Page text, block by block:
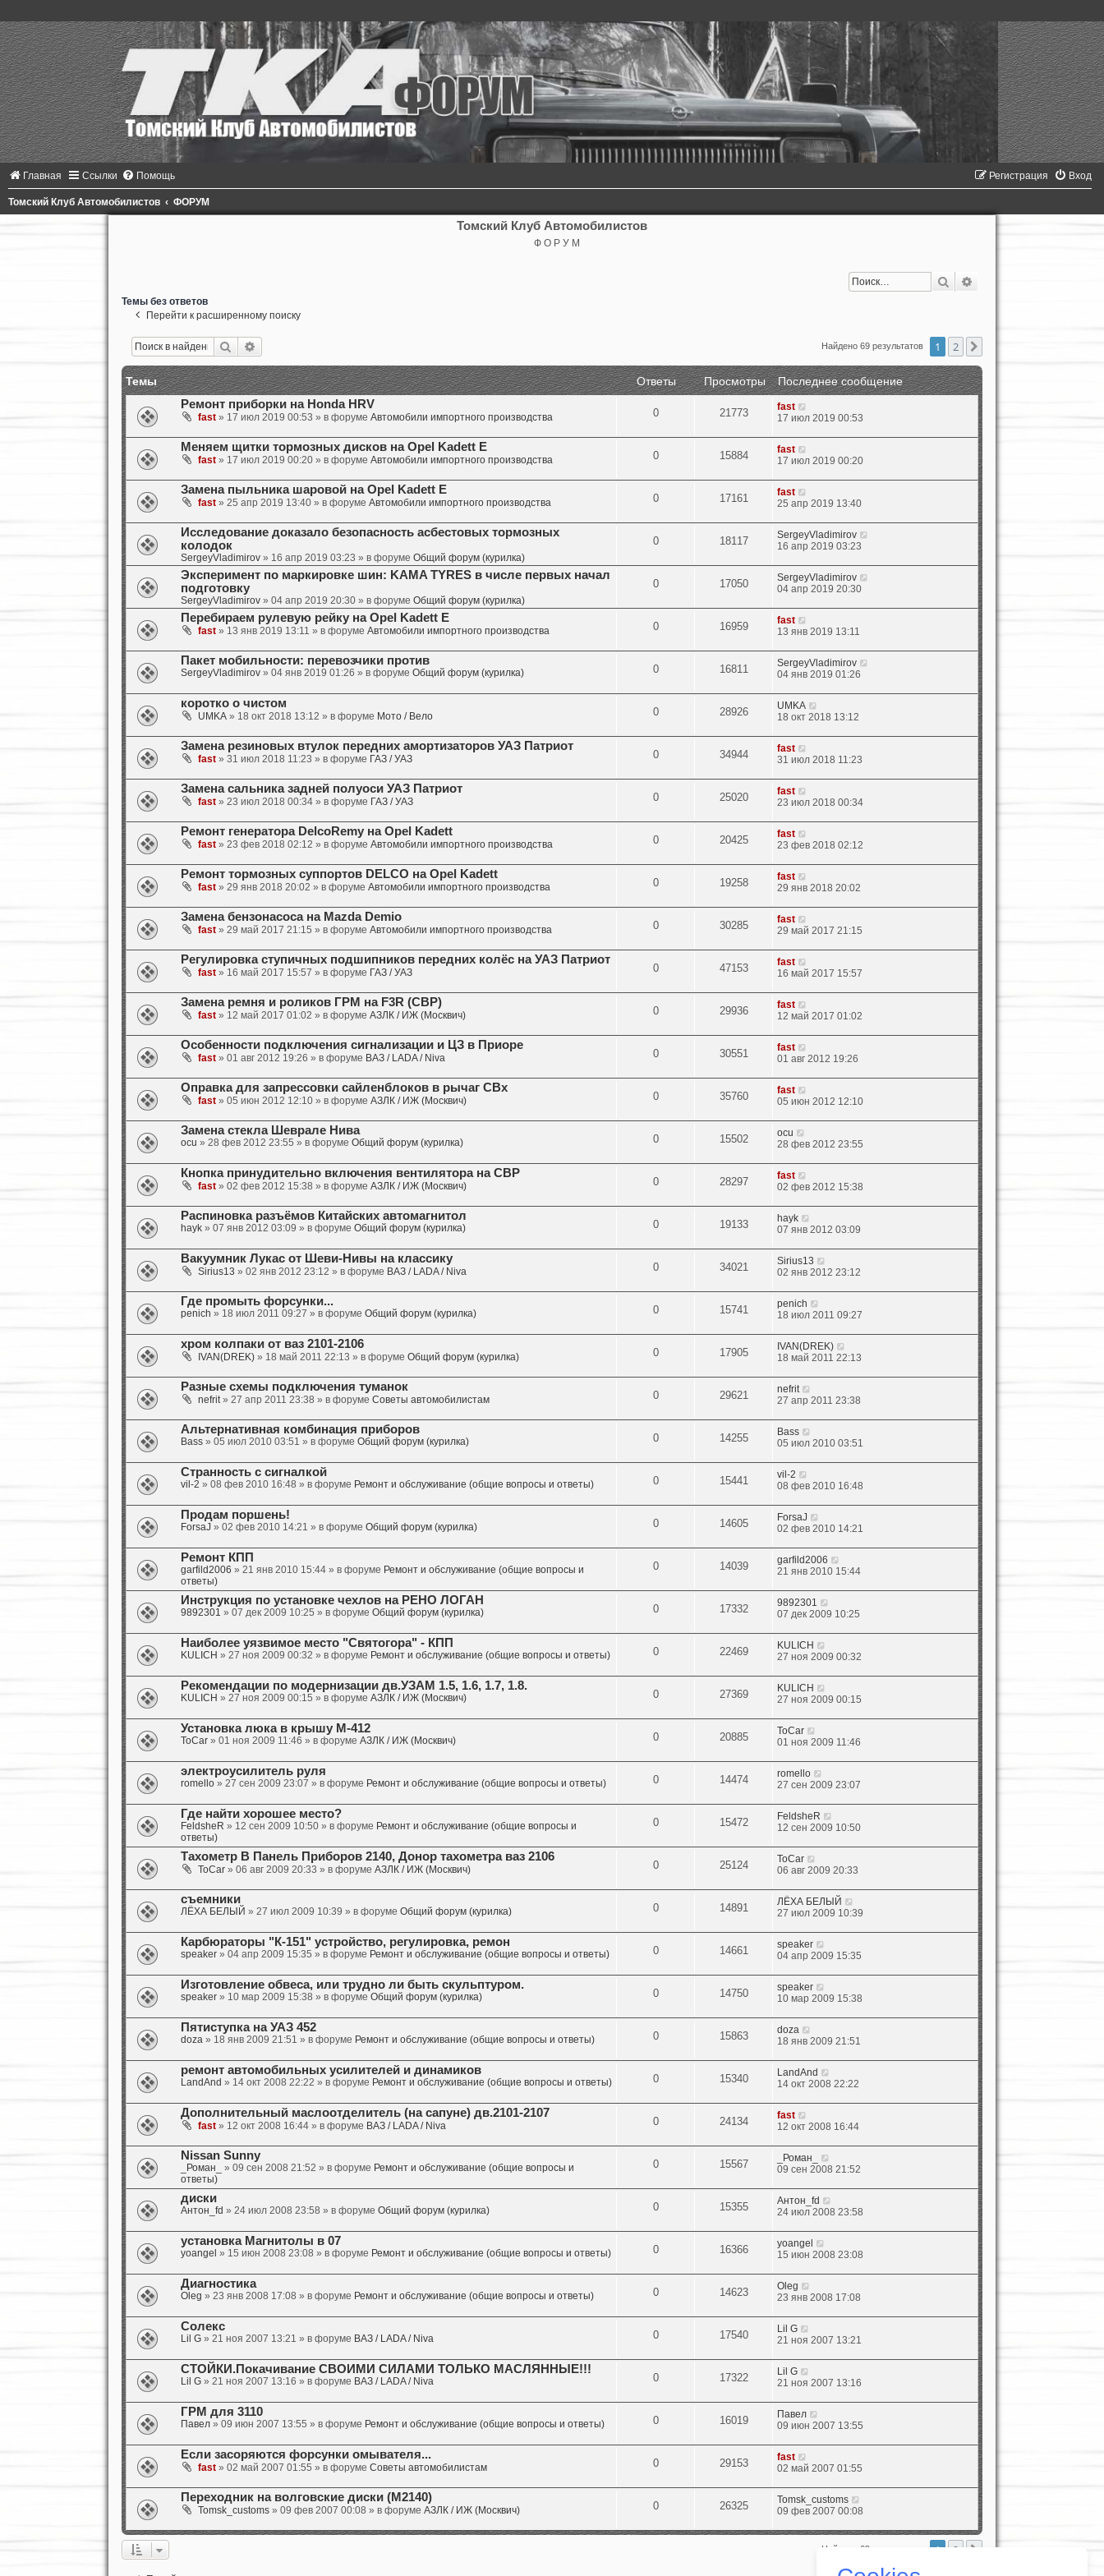
Главная Ссылки Помощь Вход
Регистрация
Томский Клуб Автомобилистов ФОРУМ
Томский Клуб Автомобилистов
Ф О Р У М
Поиск
Темы без ответов
Перейти к расширенному поиску
Поиск Найдено 69 результатов 1 2
Темы Ответы Просмотры
Последнее сообщение
Ремонт приборки на Honda HRV
fast» 17 июл 2019 00:53 » в форуме Автомобили импортного производства 0 21773
fast
17 июл 2019 00:53
Меняем щитки тормозных дисков на Opel Kadett E
fast» 17 июл 2019 00:20 » в форуме Автомобили импортного производства 0 15884
fast
17 июл 2019 00:20
Замена пыльника шаровой на Opel Kadett E
fast» 25 апр 2019 13:40 » в форуме Автомобили импортного производства 0 17161
fast
25 апр 2019 13:40
Исследование доказало безопасность асбестовых тормозных
колодок
SergeyVladimirov» 16 апр 2019 03:23 » в форуме Общий форум (курилка)
0 18117
SergeyVladimirov
16 апр 2019 03:23
Эксперимент по маркировке шин: KAMA TYRES в числе первых начал
подготовку
SergeyVladimirov» 04 апр 2019 20:30 » в форуме Общий форум (курилка)
0 17050
SergeyVladimirov
04 апр 2019 20:30
Перебираем рулевую рейку на Opel Kadett E
fast» 13 янв 2019 13:11 » в форуме Автомобили импортного производства 0 16959
fast
13 янв 2019 13:11
Пакет мобильности: перевозчики против
SergeyVladimirov» 04 янв 2019 01:26 » в форуме Общий форум (курилка) 0 16811
SergeyVladimirov
04 янв 2019 01:26
коротко о чистом
UMKA» 18 окт 2018 13:12 » в форуме Мото / Вело 0 28926
UMKA
18 окт 2018 13:12
Замена резиновых втулок передних амортизаторов УАЗ Патриот
fast» 31 июл 2018 11:23 » в форуме ГАЗ / УАЗ 0 34944
fast
31 июл 2018 11:23
Замена сальника задней полуоси УАЗ Патриот
fast» 23 июл 2018 00:34 » в форуме ГАЗ / УАЗ 0 25020
fast
23 июл 2018 00:34
Ремонт генератора DelcoRemy на Opel Kadett
fast» 23 фев 2018 02:12 » в форуме Автомобили импортного производства 0 20425
fast
23 фев 2018 02:12
Ремонт тормозных суппортов DELCO на Opel Kadett
fast» 29 янв 2018 20:02 » в форуме Автомобили импортного производства 0 19258
fast
29 янв 2018 20:02
Замена бензонасоса на Mazda Demio
fast» 29 май 2017 21:15 » в форуме Автомобили импортного производства 0 30285
fast
29 май 2017 21:15
Регулировка ступичных подшипников передних колёс на УАЗ Патриот
fast» 16 май 2017 15:57 » в форуме ГАЗ / УАЗ 0 47153
fast
16 май 2017 15:57
Замена ремня и роликов ГРМ на F3R (СВР)
fast» 12 май 2017 01:02 » в форуме АЗЛК / ИЖ (Москвич) 0 29936
fast
12 май 2017 01:02
Особенности подключения сигнализации и ЦЗ в Приоре
fast» 01 авг 2012 19:26 » в форуме ВАЗ / LADA / Niva 0 30551
fast
01 авг 2012 19:26
Оправка для запрессовки сайленблоков в рычаг СВх
fast» 05 июн 2012 12:10 » в форуме АЗЛК / ИЖ (Москвич) 0 35760
fast
05 июн 2012 12:10
Замена стекла Шеврале Нива
ocu » 28 фев 2012 23:55 » в форуме Общий форум (курилка) 0 15502
ocu
28 фев 2012 23:55
Кнопка принудительно включения вентилятора на СВР
fast» 02 фев 2012 15:38 » в форуме АЗЛК / ИЖ (Москвич) 0 28297
fast
02 фев 2012 15:38
Распиновка разъёмов Китайских автомагнитол
hayk» 07 янв 2012 03:09 » в форуме Общий форум (курилка) 0 19133
hayk
07 янв 2012 03:09
Вакуумник Лукас от Шеви-Нивы на классику
Sirius13 » 02 янв 2012 23:12 » в форуме ВАЗ / LADA / Niva 0 34021
Sirius13
02 янв 2012 23:12
Где промыть форсунки...
penich » 18 июл 2011 09:27 » в форуме Общий форум (курилка) 0 15741
penich
18 июл 2011 09:27
хром колпаки от ваз 2101-2106
IVAN(DREK)» 18 май 2011 22:13 » в форуме Общий форум (курилка) 0 17905
IVAN(DREK)
18 май 2011 22:13
Разные схемы подключения туманок
nefrit» 27 апр 2011 23:38 » в форуме Советы автомобилистам 0 29621
nefrit
27 апр 2011 23:38
Альтернативная комбинация приборов
Bass» 05 июл 2010 03:51 » в форуме Общий форум (курилка) 0 14255
Bass
05 июл 2010 03:51
Странность с сигналкой
vil-2 » 08 фев 2010 16:48 » в форуме Ремонт и обслуживание (общие вопросы и ответы) 0 15441
vil-2
08 фев 2010 16:48
Продам поршень!
ForsaJ » 02 фев 2010 14:21 » в форуме Общий форум (курилка) 0 14605
ForsaJ
02 фев 2010 14:21
Ремонт КПП
garfild2006 » 21 янв 2010 15:44 » в форуме Ремонт и обслуживание (общие вопросы и
ответы)
0 14039
garfild2006
21 янв 2010 15:44
Инструкция по установке чехлов на РЕНО ЛОГАН
9892301 » 07 дек 2009 10:25 » в форуме Общий форум (курилка) 0 17332
9892301
07 дек 2009 10:25
Наиболее уязвимое место "Святогора" - КПП
KULICH » 27 ноя 2009 00:32 » в форуме Ремонт и обслуживание (общие вопросы и ответы) 0 22469
KULICH
27 ноя 2009 00:32
Рекомендации по модернизации дв.УЗАМ 1.5, 1.6, 1.7, 1.8.
KULICH » 27 ноя 2009 00:15 » в форуме АЗЛК / ИЖ (Москвич) 0 27369
KULICH
27 ноя 2009 00:15
Установка люка в крышу М-412
ToCar» 01 ноя 2009 11:46 » в форуме АЗЛК / ИЖ (Москвич) 0 20885
ToCar
01 ноя 2009 11:46
электроусилитель руля
romello» 27 сен 2009 23:07 » в форуме Ремонт и обслуживание (общие вопросы и ответы) 0 14474
romello
27 сен 2009 23:07
Где найти хорошее место?
FeldsheR » 12 сен 2009 10:50 » в форуме Ремонт и обслуживание (общие вопросы и
ответы)
0 15472
FeldsheR
12 сен 2009 10:50
Тахометр В Панель Приборов 2140, Донор тахометра ваз 2106
ToCar» 06 авг 2009 20:33 » в форуме АЗЛК / ИЖ (Москвич) 0 25124
ToCar
06 авг 2009 20:33
съемники
ЛЁХА БЕЛЫЙ » 27 июл 2009 10:39 » в форуме Общий форум (курилка) 0 14891
ЛЁХА БЕЛЫЙ
27 июл 2009 10:39
Карбюраторы "К-151" устройство, регулировка, ремон
speaker» 04 апр 2009 15:35 » в форуме Ремонт и обслуживание (общие вопросы и ответы) 0 14661
speaker
04 апр 2009 15:35
Изготовление обвеса, или трудно ли быть скульптуром.
speaker» 10 мар 2009 15:38 » в форуме Общий форум (курилка) 0 14750
speaker
10 мар 2009 15:38
Пятиступка на УАЗ 452
doza» 18 янв 2009 21:51 » в форуме Ремонт и обслуживание (общие вопросы и ответы) 0 15863
doza
18 янв 2009 21:51
ремонт автомобильных усилителей и динамиков
LandAnd » 14 окт 2008 22:22 » в форуме Ремонт и обслуживание (общие вопросы и ответы) 0 15340
LandAnd
14 окт 2008 22:22
Дополнительный маслоотделитель (на сапуне) дв.2101-2107
fast» 12 окт 2008 16:44 » в форуме ВАЗ / LADA / Niva 0 24134
fast
12 окт 2008 16:44
Nissan Sunny
_Роман_ » 09 сен 2008 21:52 » в форуме Ремонт и обслуживание (общие вопросы и
ответы)
0 15567
_Роман_
09 сен 2008 21:52
диски
Антон_fd » 24 июл 2008 23:58 » в форуме Общий форум (курилка) 0 15355
Антон_fd
24 июл 2008 23:58
установка Магнитолы в 07
yoangel » 15 июн 2008 23:08 » в форуме Ремонт и обслуживание (общие вопросы и ответы) 0 16366
yoangel
15 июн 2008 23:08
Диагностика
Oleg » 23 янв 2008 17:08 » в форуме Ремонт и обслуживание (общие вопросы и ответы) 0 14623
Oleg
23 янв 2008 17:08
Солекс
Lil G» 21 ноя 2007 13:21 » в форуме ВАЗ / LADA / Niva 0 17540
Lil G
21 ноя 2007 13:21
СТОЙКИ.Покачивание СВОИМИ СИЛАМИ ТОЛЬКО МАСЛЯННЫЕ!!!
Lil G» 21 ноя 2007 13:16 » в форуме ВАЗ / LADA / Niva 0 17322
Lil G
21 ноя 2007 13:16
ГРМ для 3110
Павел» 09 июн 2007 13:55 » в форуме Ремонт и обслуживание (общие вопросы и ответы) 0 16019
Павел
09 июн 2007 13:55
Если засоряются форсунки омывателя...
fast» 02 май 2007 01:55 » в форуме Советы автомобилистам 0 29153
fast
02 май 2007 01:55
Переходник на волговские диски (М2140)
Tomsk_customs» 09 фев 2007 00:08 » в форуме АЗЛК / ИЖ (Москвич) 0 26325
Tomsk_customs
09 фев 2007 00:08
Найдено 69 результатов 1 2 След.